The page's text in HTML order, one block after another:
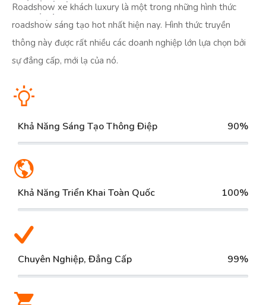
Roadshow xe khách luxury là một trong những hình thức
roadshow sáng tạo hot nhất hiện nay. Hình thức truyền
thông này được rất nhiều các doanh nghiệp lớn lựa chọn bởi
sự đẳng cấp, mới lạ của nó.​
Khả Năng Sáng Tạo Thông Điệp 90%
Khả Năng Triển Khai Toàn Quốc 100%
Chuyên Nghiệp, Đẳng Cấp 99%